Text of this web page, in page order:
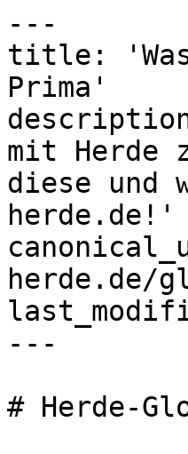
---
title:
Prima'
mit Herde
diese und
herde.de!'
herde.de/
---
# Herde-